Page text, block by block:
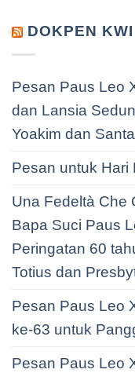
DOKPEN KWI
Pesan Paus Leo
dan Lansia
Yoakim dan
Pesan untuk Hari
Una Fedeltà Che
Bapa Suci Paus
Peringatan 60
Totius dan
Pesan Paus Leo
ke-63 untuk
Pesan Paus Leo